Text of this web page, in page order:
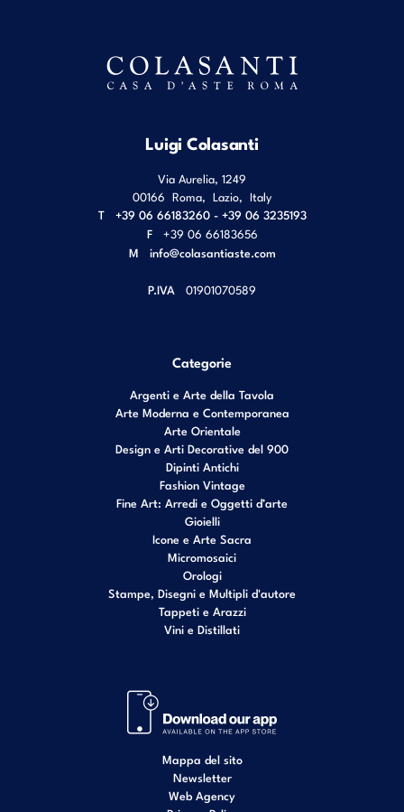
Luigi Colasanti
Via Aurelia, 1249
00166 Roma Lazio Italy
T
+39 06 66183260 - +39 06 3235193
F
+39 06 66183656
M info@colasantiaste.com
P.IVA 01901070589
Categorie
Argenti e Arte della Tavola
Arte Moderna e Contemporanea
Arte Orientale
Design e Arti Decorative del 900
Dipinti Antichi
Fashion Vintage
Fine Art: Arredi e Oggetti d’arte
Gioielli
Icone e Arte Sacra
Micromosaici
Orologi
Stampe, Disegni e Multipli d'autore
Tappeti e Arazzi
Vini e Distillati
Mappa del sito
Newsletter
Web Agency